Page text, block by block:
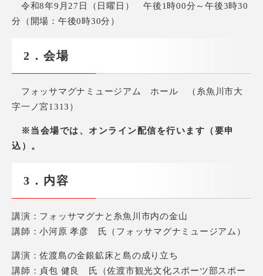
​ 令和8年9月27日（日曜日） 午後1時00分～午後3時30
分（開場：午後0時30分）
2．会場
フォッサマグナミュージアム ホール （糸魚川市大
字一ノ宮1313）
※当会場では、オンライン配信を行います（要申
込）。
3．内容
講演：フォッサマグナと糸魚川市内の金山
講師：小河原 孝彦 氏（フォッサマグナミュージアム）
講演：佐渡島の金銀鉱床と島の成り立ち
講師：貞包 健良 氏（佐渡市観光文化スポーツ部スポー